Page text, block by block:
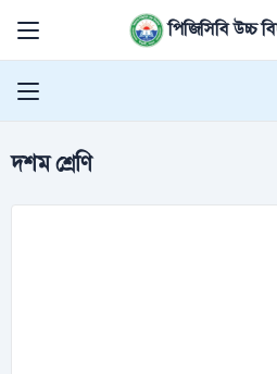
পিজিসিবি উচ্চ
দশম শ্রেণি